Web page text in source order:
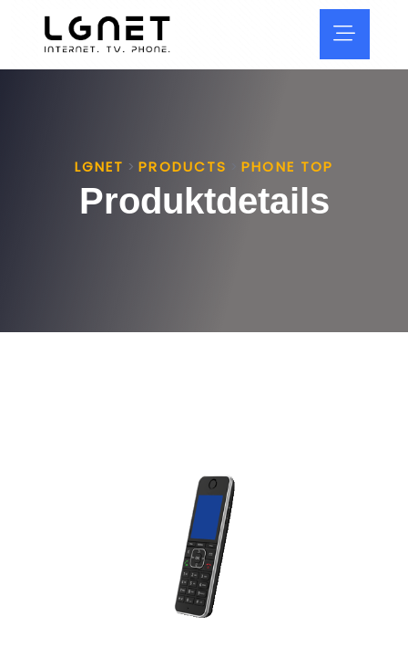
LGNET >PRODUCTS >PHONE TOP
Produktdetails